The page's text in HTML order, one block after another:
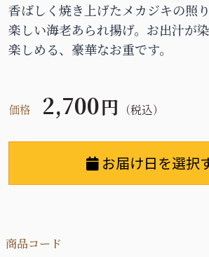
香ばしく焼き上げたメカジキの照
楽しい海老あられ揚げ。お出汁が
楽しめる、豪華なお重です。
価格 2,700円 （税込）
お届け日を選択
商品コード